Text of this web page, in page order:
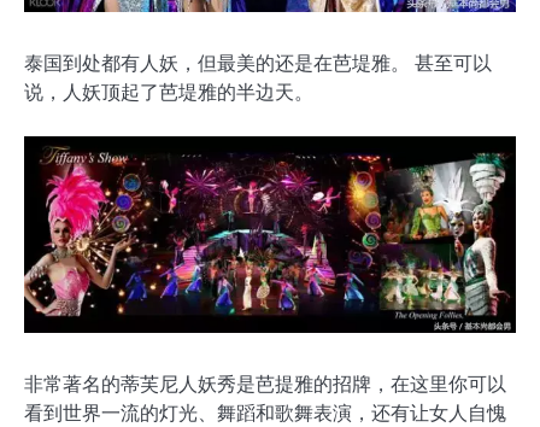
泰国到处都有人妖，但最美的还是在芭堤雅。 甚至可以
说，人妖顶起了芭堤雅的半边天。
非常著名的蒂芙尼人妖秀是芭提雅的招牌，在这里你可以
看到世界一流的灯光、舞蹈和歌舞表演，还有让女人自愧